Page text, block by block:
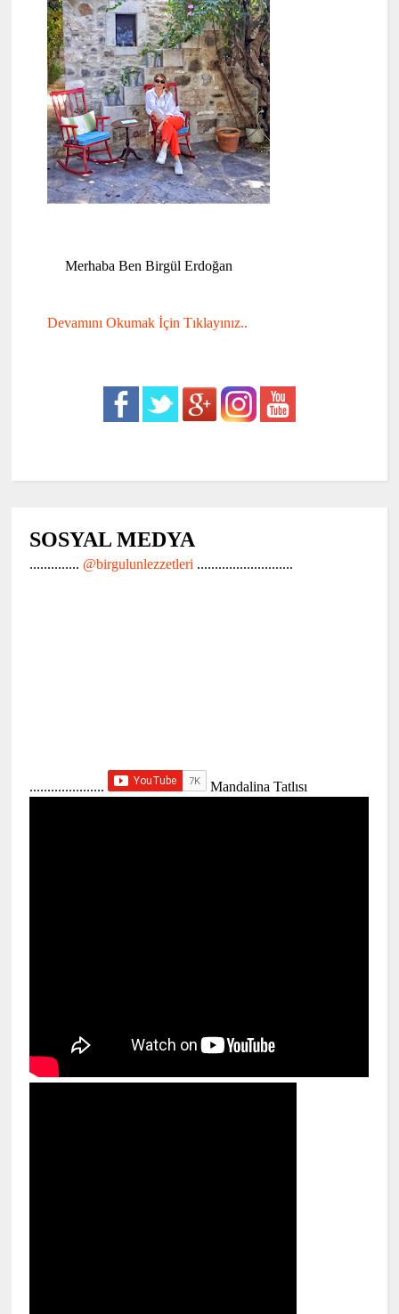
Merhaba Ben Birgül Erdoğan
Devamını Okumak İçin Tıklayınız..
SOSYAL MEDYA
.............. @birgulunlezzetleri ...........................
..................... Mandalina Tatlısı